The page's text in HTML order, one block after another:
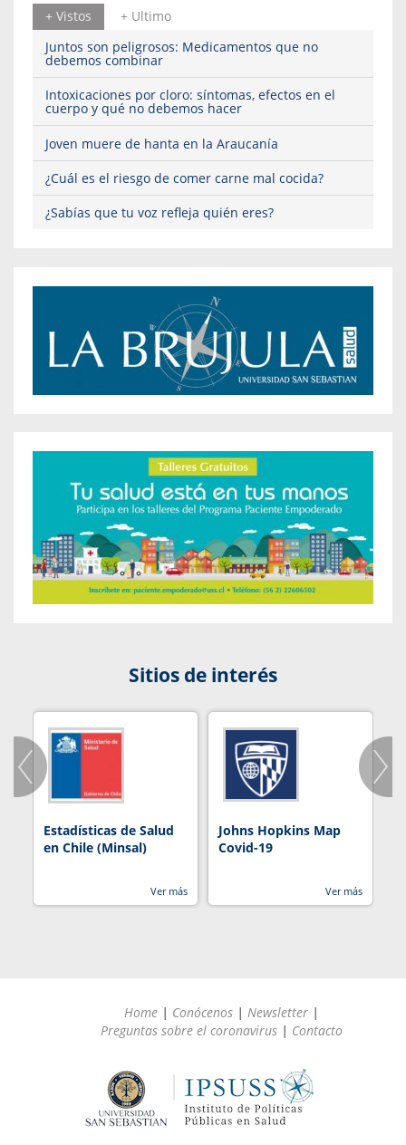
+ Vistos
+ Ultimo
Juntos son peligrosos: Medicamentos que no
debemos combinar
Intoxicaciones por cloro: síntomas, efectos en el
cuerpo y qué no debemos hacer
Joven muere de hanta en la Araucanía
¿Cuál es el riesgo de comer carne mal cocida?
¿Sabías que tu voz refleja quién eres?
Sitios de interés
Estadísticas de Salud
en Chile (Minsal)
Ver más
Johns Hopkins Map
Covid-19
Ver más
Home | Conócenos | Newsletter |
Preguntas sobre el coronavirus | Contacto